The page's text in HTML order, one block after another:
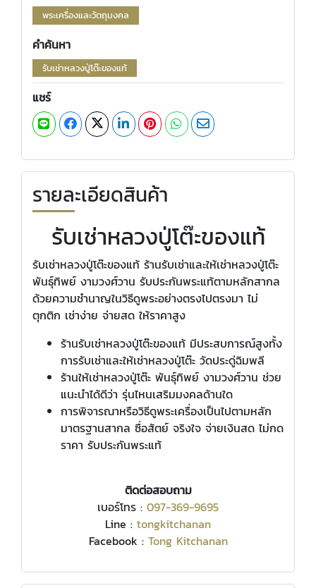
พระเครื่องและวัตถุมงคล
คำค้นหา
รับเช่าหลวงปู่โต๊ะของแท้
แชร์
รายละเอียดสินค้า
รับเช่าหลวงปู่โต๊ะของแท้
รับเช่าหลวงปู่โต๊ะของแท้ ร้านรับเช่าและให้เช่าหลวงปู่โต๊ะ
พันธุ์ทิพย์ งามวงศ์วาน รับประกันพระแท้ตามหลักสากล
ด้วยความชำนาญในวิธีดูพระอย่างตรงไปตรงมา ไม่
ตุกติก เช่าง่าย จ่ายสด ให้ราคาสูง
ร้านรับเช่าหลวงปู่โต๊ะของแท้ มีประสบการณ์สูงทั้ง
การรับเช่าและให้เช่าหลวงปู่โต๊ะ วัดประดู่ฉิมพลี
ร้านให้เช่าหลวงปู่โต๊ะ พันธุ์ทิพย์ งามวงศ์วาน ช่วย
แนะนำได้ดีว่า รุ่นไหนเสริมมงคลด้านใด
การพิจารณาหรือวิธีดูพระเครื่องเป็นไปตามหลัก
มาตรฐานสากล ซื่อสัตย์ จริงใจ จ่ายเงินสด ไม่กด
ราคา รับประกันพระแท้
ติดต่อสอบถาม
เบอร์โทร : 097-369-9695
Line : tongkitchanan
Facebook : Tong Kitchanan